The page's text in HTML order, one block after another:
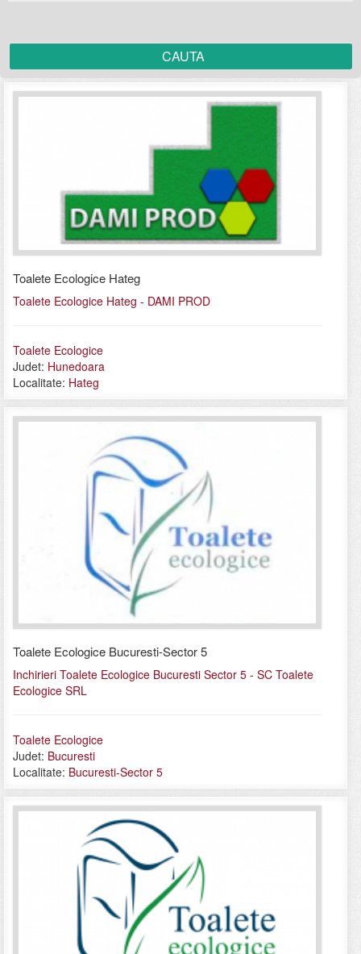
Toalete Ecologice Hateg
Toalete Ecologice Hateg - DAMI PROD
Toalete Ecologice
Judet: Hunedoara
Localitate: Hateg
Toalete Ecologice Bucuresti-Sector 5
Inchirieri Toalete Ecologice Bucuresti Sector 5 - SC Toalete
Ecologice SRL
Toalete Ecologice
Judet: Bucuresti
Localitate: Bucuresti-Sector 5